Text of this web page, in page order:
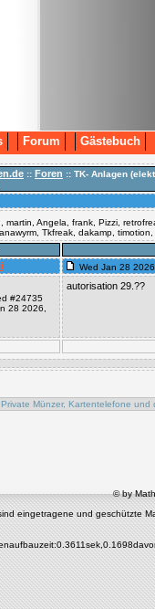
Forum Gästebuch
:: Foren :: TK- Anlagen
martin, Angela, frank, Pizzi,
Tkfreak, dakamp,
Wed Jan 28
#24735
28 2026,
autorisation 29.??
© by
eingetragene und geschützte